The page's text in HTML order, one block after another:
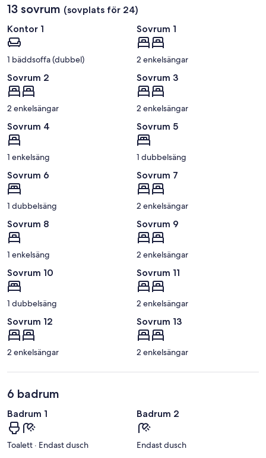
13 sovrum (sovplats för 24)
Kontor 1
1 bäddsoffa (dubbel)
Sovrum 1
2 enkelsängar
Sovrum 2
2 enkelsängar
Sovrum 3
2 enkelsängar
Sovrum 4
1 enkelsäng
Sovrum 5
1 dubbelsäng
Sovrum 6
1 dubbelsäng
Sovrum 7
2 enkelsängar
Sovrum 8
1 enkelsäng
Sovrum 9
2 enkelsängar
Sovrum 10
1 dubbelsäng
Sovrum 11
2 enkelsängar
Sovrum 12
2 enkelsängar
Sovrum 13
2 enkelsängar
6 badrum
Badrum 1
Toalett · Endast dusch
Badrum 2
Endast dusch